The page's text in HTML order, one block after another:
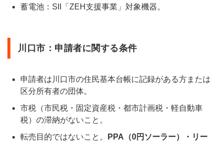
蓄電池：SII「ZEH支援事業」対象機器。
川口市：申請者に関する条件
申請者は川口市の住民基本台帳に記録がある方または
区分所有者の団体。
市税（市民税・固定資産税・都市計画税・軽自動車
税）の滞納がないこと。
転売目的ではないこと。
PPA（0円ソーラー）・リー